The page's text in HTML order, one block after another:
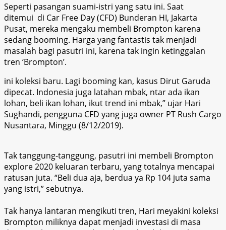
Seperti pasangan suami-istri yang satu ini. Saat
ditemui di Car Free Day (CFD) Bunderan HI, Jakarta
Pusat, mereka mengaku membeli Brompton karena
sedang booming. Harga yang fantastis tak menjadi
masalah bagi pasutri ini, karena tak ingin ketinggalan
tren ‘Brompton’.
ini koleksi baru. Lagi booming kan, kasus Dirut Garuda
dipecat. Indonesia juga latahan mbak, ntar ada ikan
lohan, beli ikan lohan, ikut trend ini mbak,” ujar Hari
Sughandi, pengguna CFD yang juga owner PT Rush Cargo
Nusantara, Minggu (8/12/2019).
Tak tanggung-tanggung, pasutri ini membeli Brompton
explore 2020 keluaran terbaru, yang totalnya mencapai
ratusan juta. “Beli dua aja, berdua ya Rp 104 juta sama
yang istri,” sebutnya.
Tak hanya lantaran mengikuti tren, Hari meyakini koleksi
Brompton miliknya dapat menjadi investasi di masa